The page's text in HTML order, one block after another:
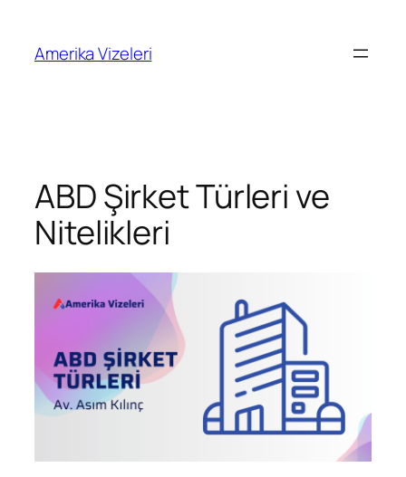
Amerika Vizeleri
ABD Şirket Türleri ve
Nitelikleri